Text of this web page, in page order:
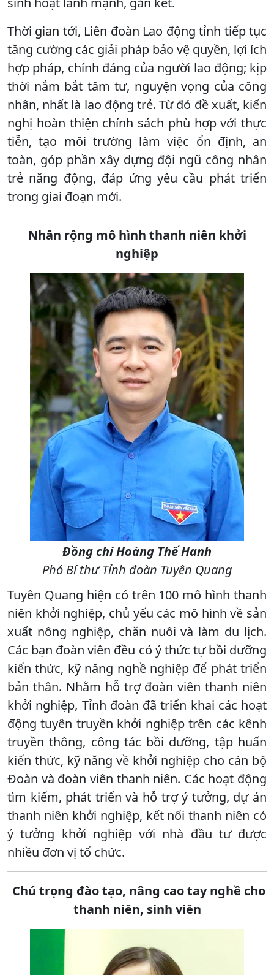
Thời gian tới, Liên đoàn Lao động tỉnh tiếp tục
tăng cường các giải pháp bảo vệ quyền, lợi ích
hợp pháp, chính đáng của người lao động; kịp
thời nắm bắt tâm tư, nguyện vọng của công
nhân, nhất là lao động trẻ. Từ đó đề xuất, kiến
nghị hoàn thiện chính sách phù hợp với thực
tiễn, tạo môi trường làm việc ổn định, an
toàn, góp phần xây dựng đội ngũ công nhân
trẻ năng động, đáp ứng yêu cầu phát triển
trong giai đoạn mới.
Nhân rộng mô hình thanh niên khởi
nghiệp
Đồng chí Hoàng Thế Hanh
Phó Bí thư Tỉnh đoàn Tuyên Quang
Tuyên Quang hiện có trên 100 mô hình thanh
niên khởi nghiệp, chủ yếu các mô hình về sản
xuất nông nghiệp, chăn nuôi và làm du lịch.
Các bạn đoàn viên đều có ý thức tự bồi dưỡng
kiến thức, kỹ năng nghề nghiệp để phát triển
bản thân. Nhằm hỗ trợ đoàn viên thanh niên
khởi nghiệp, Tỉnh đoàn đã triển khai các hoạt
động tuyên truyền khởi nghiệp trên các kênh
truyền thông, công tác bồi dưỡng, tập huấn
kiến thức, kỹ năng về khởi nghiệp cho cán bộ
Đoàn và đoàn viên thanh niên. Các hoạt động
tìm kiếm, phát triển và hỗ trợ ý tưởng, dự án
thanh niên khởi nghiệp, kết nối thanh niên có
ý tưởng khởi nghiệp với nhà đầu tư được
nhiều đơn vị tổ chức.
Chú trọng đào tạo, nâng cao tay nghề cho
thanh niên, sinh viên